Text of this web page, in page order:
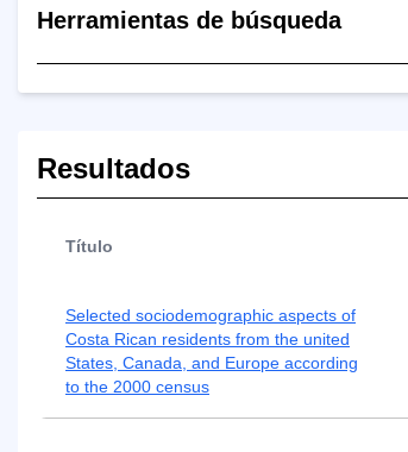
Herramientas de búsqueda
Resultados
Título
Selected sociodemographic aspects of
Costa Rican residents from the united
States, Canada, and Europe according
to the 2000 census